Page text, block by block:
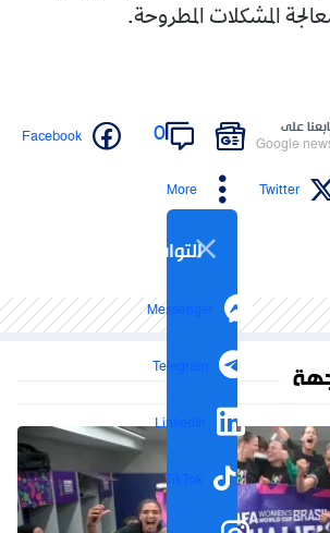
المشكلات المطروحة.
على
Google
0
Facebook
Twitter
More
التواصل الاجتماعي
Messenger
Telegram
LinkedIn
TikTok